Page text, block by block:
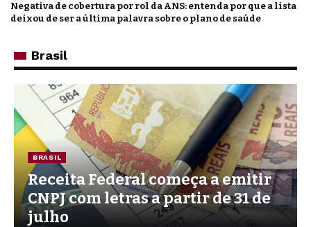
Negativa de cobertura por rol da ANS: entenda por que a lista
deixou de ser a última palavra sobre o plano de saúde
Brasil
BRASIL
Receita Federal começa a emitir
CNPJ com letras a partir de 31 de
julho